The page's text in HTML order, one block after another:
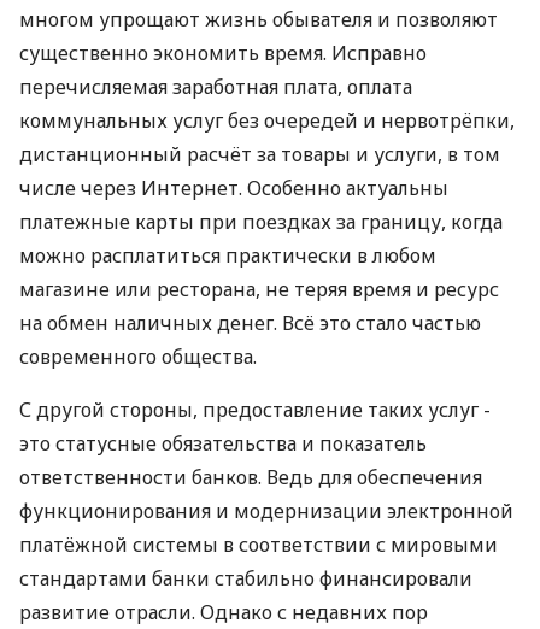
многом упрощают жизнь обывателя и позволяют
существенно экономить время. Исправно
перечисляемая заработная плата, оплата
коммунальных услуг без очередей и нервотрёпки,
дистанционный расчёт за товары и услуги, в том
числе через Интернет. Особенно актуальны
платежные карты при поездках за границу, когда
можно расплатиться практически в любом
магазине или ресторана, не теряя время и ресурс
на обмен наличных денег. Всё это стало частью
современного общества.
С другой стороны, предоставление таких услуг -
это статусные обязательства и показатель
ответственности банков. Ведь для обеспечения
функционирования и модернизации электронной
платёжной системы в соответствии с мировыми
стандартами банки стабильно финансировали
развитие отрасли. Однако с недавних пор